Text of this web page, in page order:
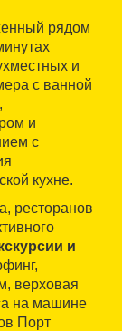
рядом
и
с ванной
и
с
кухне.
ресторанов
и
верховая
на машине
Порт